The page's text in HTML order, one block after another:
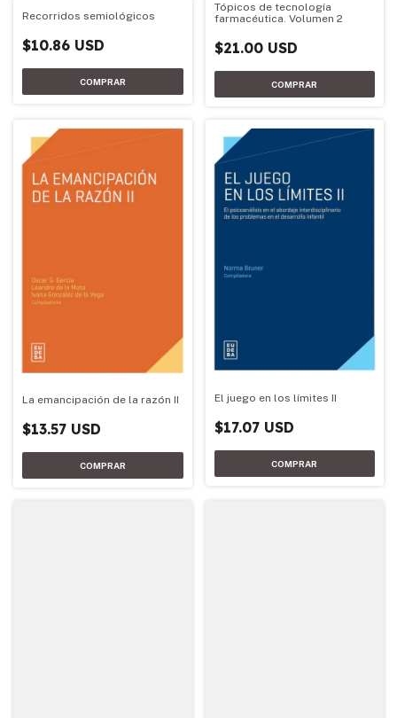
Recorridos semiológicos
$10.86 USD
Tópicos de tecnología
farmacéutica. Volumen 2
$21.00 USD
La emancipación de la razón II
$13.57 USD
El juego en los límites II
$17.07 USD